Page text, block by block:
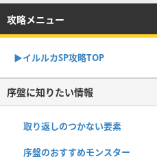
攻略メニュー
▶︎イルルカSP攻略TOP
序盤に知りたい情報
取り返しのつかない要素
序盤のおすすめモンスター